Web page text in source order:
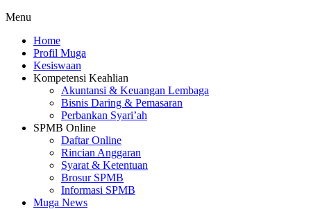
Menu
Home
Profil Muga
Kesiswaan
Kompetensi Keahlian
Akuntansi & Keuangan Lembaga
Bisnis Daring & Pemasaran
Perbankan Syari’ah
SPMB Online
Daftar Online
Rincian Anggaran
Syarat & Ketentuan
Brosur SPMB
Informasi SPMB
Muga News